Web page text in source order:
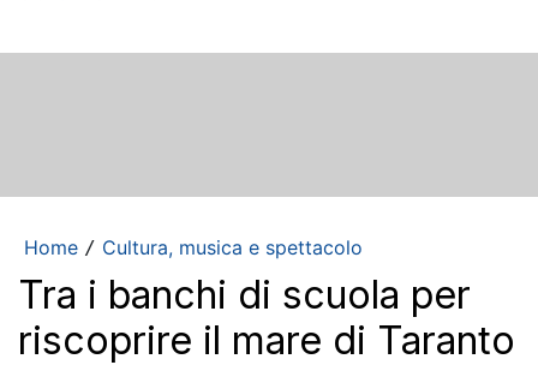
Home / Cultura, musica e spettacolo
Tra i banchi di scuola per
riscoprire il mare di Taranto